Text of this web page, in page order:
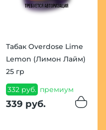
Табак Overdose Lime
Lemon (Лимон Лайм)
25 гр
332 руб. премиум
339 руб.